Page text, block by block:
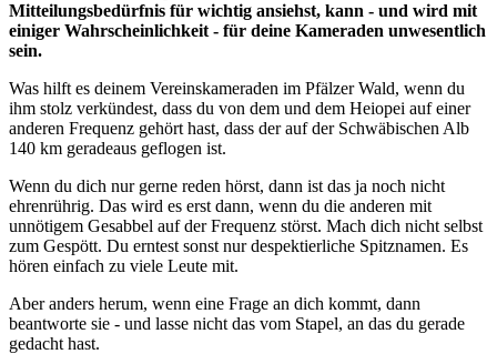
Mitteilungsbedürfnis für wichtig ansiehst, kann - und wird mit
einiger Wahrscheinlichkeit - für deine Kameraden unwesentlich
sein.
Was hilft es deinem Vereinskameraden im Pfälzer Wald, wenn du
ihm stolz verkündest, dass du von dem und dem Heiopei auf einer
anderen Frequenz gehört hast, dass der auf der Schwäbischen Alb
140 km geradeaus geflogen ist.
Wenn du dich nur gerne reden hörst, dann ist das ja noch nicht
ehrenrührig. Das wird es erst dann, wenn du die anderen mit
unnötigem Gesabbel auf der Frequenz störst. Mach dich nicht selbst
zum Gespött. Du erntest sonst nur despektierliche Spitznamen. Es
hören einfach zu viele Leute mit.
Aber anders herum, wenn eine Frage an dich kommt, dann
beantworte sie - und lasse nicht das vom Stapel, an das du gerade
gedacht hast.